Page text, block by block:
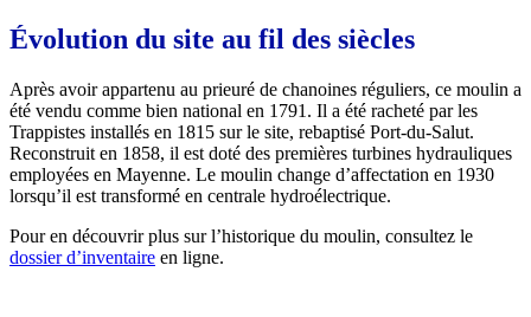
Évolution du site au fil des siècles
Après avoir appartenu au prieuré de chanoines réguliers, ce moulin a
été vendu comme bien national en 1791. Il a été racheté par les
Trappistes installés en 1815 sur le site, rebaptisé Port-du-Salut.
Reconstruit en 1858, il est doté des premières turbines hydrauliques
employées en Mayenne. Le moulin change d’affectation en 1930
lorsqu’il est transformé en centrale hydroélectrique.
Pour en découvrir plus sur l’historique du moulin, consultez le
dossier d’inventaire en ligne.